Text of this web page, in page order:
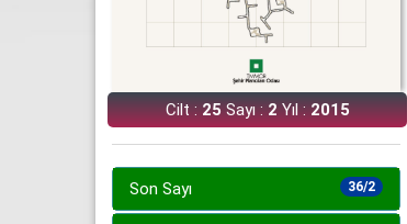
Cilt :25Sayı :2Yıl :2015
36/2
Son Sayı